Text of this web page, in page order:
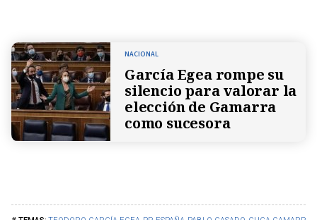
NACIONAL
García Egea rompe su
silencio para valorar la
elección de Gamarra
como sucesora